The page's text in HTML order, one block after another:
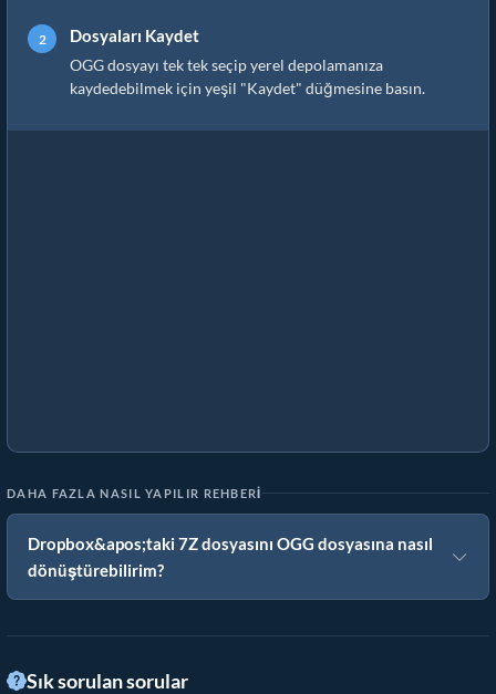
Dosyaları Kaydet
OGG dosyayı tek tek seçip yerel depolamanıza
kaydedebilmek için yeşil "Kaydet" düğmesine basın.
DAHA FAZLA NASIL YAPILIR REHBERI
Dropbox&apos;taki 7Z dosyasını OGG dosyasına nasıl
dönüştürebilirim?
Sık sorulan sorular